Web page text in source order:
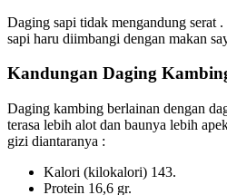
Daging sapi tidak mengandung serat
sapi haru diimbangi dengan makan
Kandungan Daging
Daging kambing berlainan dengan
terasa lebih alot dan baunya lebih
gizi diantaranya :
Kalori (kilokalori) 143.
Protein 16,6 gr.